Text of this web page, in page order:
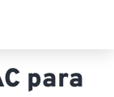
para